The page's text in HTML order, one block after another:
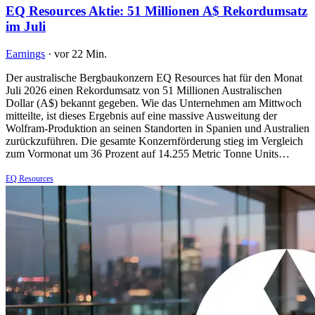
EQ Resources Aktie: 51 Millionen A$ Rekordumsatz
im Juli
Earnings · vor 22 Min.
Der australische Bergbaukonzern EQ Resources hat für den Monat
Juli 2026 einen Rekordumsatz von 51 Millionen Australischen
Dollar (A$) bekannt gegeben. Wie das Unternehmen am Mittwoch
mitteilte, ist dieses Ergebnis auf eine massive Ausweitung der
Wolfram-Produktion an seinen Standorten in Spanien und Australien
zurückzuführen. Die gesamte Konzernförderung stieg im Vergleich
zum Vormonat um 36 Prozent auf 14.255 Metric Tonne Units…
EQ Resources